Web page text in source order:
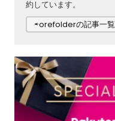
約しています。
⇨orefolderの記事一覧